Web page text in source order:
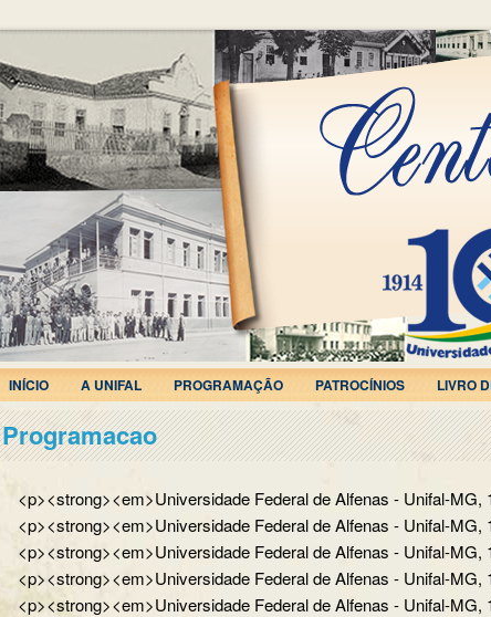
INÍCIO A UNIFAL PROGRAMAÇÃO PATROCÍNIOS LIVRO
Programacao
<p><strong><em>Universidade Federal de Alfenas - Unifal-
<p><strong><em>Universidade Federal de Alfenas - Unifal-
<p><strong><em>Universidade Federal de Alfenas - Unifal-
<p><strong><em>Universidade Federal de Alfenas - Unifal-
<p><strong><em>Universidade Federal de Alfenas - Unifal-